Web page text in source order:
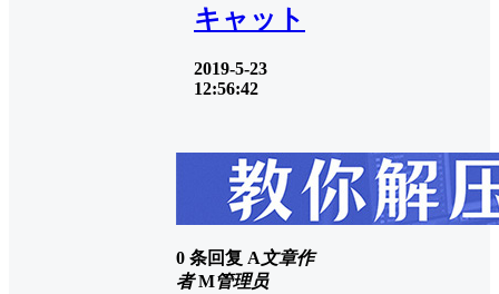
キャット
2019-5-23
12:56:42
0 条回复 A文章作
者 M管理员